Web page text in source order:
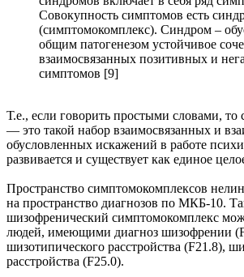
Совокупность симптомов есть
(симптомокомплекс). Синдром –
общим патогенезом устойчивое
взаимосвязанных позитивных и
симптомов [9]
Т.е., если говорить простыми словами,
— это такой набор взаимосвязанных и
обусловленных искажений в работе
развивается и существует как единое
Пространство симптомокомплексов
на пространство диагнозов по МКБ-10.
шизофренический симптомокомплекс
людей, имеющими диагноз шизофрении
шизотипического расстройства (F21.8),
расстройства (F25.0).